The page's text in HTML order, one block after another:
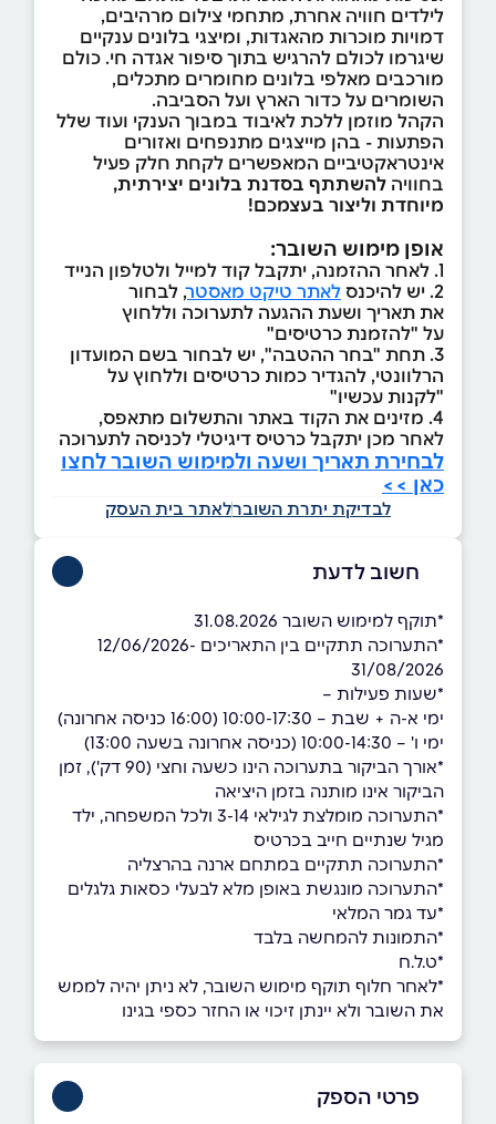
לילדים חוויה אחרת, מתחמי צילום מרהיבים,
דמויות מוכרות מהאגדות, ומיצגי בלונים ענקיים
שיגרמו לכולם להרגיש בתוך סיפור אגדה חי. כולם
מורכבים מאלפי בלונים מחומרים מתכלים,
השומרים על כדור הארץ ועל הסביבה.
הקהל מוזמן ללכת לאיבוד במבוך הענקי ועוד שלל
הפתעות - בהן מייצגים מתנפחים ואזורים
אינטראקטיביים המאפשרים לקחת חלק פעיל
בחוויה להשתתף בסדנת בלונים יצירתית,
מיוחדת וליצור בעצמכם!
אופן מימוש השובר:
1. לאחר ההזמנה, יתקבל קוד למייל ולטלפון הנייד
2. יש להיכנס
לאתר טיקט מאסטר, לבחור
את תאריך ושעת ההגעה לתערוכה וללחוץ
על "להזמנת כרטיסים"
3. תחת "בחר ההטבה", יש לבחור בשם המועדון
הרלוונטי, להגדיר כמות כרטיסים וללחוץ על
"לקנות עכשיו"
4. מזינים את הקוד באתר והתשלום מתאפס,
לאחר מכן יתקבל כרטיס דיגיטלי לכניסה לתערוכה
לבחירת תאריך ושעה ולמימוש השובר לחצו
כאן >>
לבדיקת יתרת השוברלאתר בית העסק
חשוב לדעת
*תוקף למימוש השובר 31.08.2026
*התערוכה תתקיים בין התאריכים 12/06/2026-
31/08/2026
*שעות פעילות –
ימי א-ה + שבת – 10:00-17:30 (16:00 כניסה אחרונה)
ימי ו' – 10:00-14:30 (כניסה אחרונה בשעה 13:00)
*אורך הביקור בתערוכה הינו כשעה וחצי (90 דק'), זמן
הביקור אינו מותנה בזמן היציאה
*התערוכה מומלצת לגילאי 3-14 ולכל המשפחה, ילד
מגיל שנתיים חייב בכרטיס
*התערוכה תתקיים במתחם ארנה בהרצליה
*התערוכה מונגשת באופן מלא לבעלי כסאות גלגלים
*עד גמר המלאי
*התמונות להמחשה בלבד
*ט.ל.ח
*לאחר חלוף תוקף מימוש השובר, לא ניתן יהיה לממש
את השובר ולא יינתן זיכוי או החזר כספי בגינו
פרטי הספק